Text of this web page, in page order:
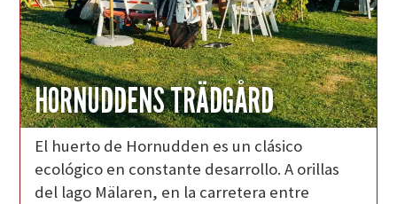
HORNUDDENS TRÄDGÅRD
El huerto de Hornudden es un clásico
ecológico en constante desarrollo. A orillas
del lago Mälaren, en la carretera entre